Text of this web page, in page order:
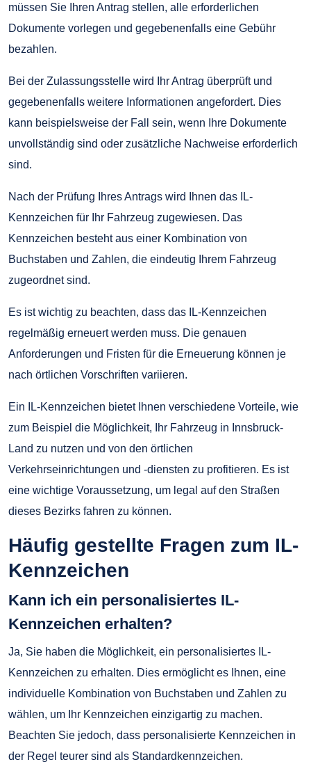
müssen Sie Ihren Antrag stellen, alle erforderlichen
Dokumente vorlegen und gegebenenfalls eine Gebühr
bezahlen.
Bei der Zulassungsstelle wird Ihr Antrag überprüft und
gegebenenfalls weitere Informationen angefordert. Dies
kann beispielsweise der Fall sein, wenn Ihre Dokumente
unvollständig sind oder zusätzliche Nachweise erforderlich
sind.
Nach der Prüfung Ihres Antrags wird Ihnen das IL-
Kennzeichen für Ihr Fahrzeug zugewiesen. Das
Kennzeichen besteht aus einer Kombination von
Buchstaben und Zahlen, die eindeutig Ihrem Fahrzeug
zugeordnet sind.
Es ist wichtig zu beachten, dass das IL-Kennzeichen
regelmäßig erneuert werden muss. Die genauen
Anforderungen und Fristen für die Erneuerung können je
nach örtlichen Vorschriften variieren.
Ein IL-Kennzeichen bietet Ihnen verschiedene Vorteile, wie
zum Beispiel die Möglichkeit, Ihr Fahrzeug in Innsbruck-
Land zu nutzen und von den örtlichen
Verkehrseinrichtungen und -diensten zu profitieren. Es ist
eine wichtige Voraussetzung, um legal auf den Straßen
dieses Bezirks fahren zu können.
Häufig gestellte Fragen zum IL-
Kennzeichen
Kann ich ein personalisiertes IL-
Kennzeichen erhalten?
Ja, Sie haben die Möglichkeit, ein personalisiertes IL-
Kennzeichen zu erhalten. Dies ermöglicht es Ihnen, eine
individuelle Kombination von Buchstaben und Zahlen zu
wählen, um Ihr Kennzeichen einzigartig zu machen.
Beachten Sie jedoch, dass personalisierte Kennzeichen in
der Regel teurer sind als Standardkennzeichen.